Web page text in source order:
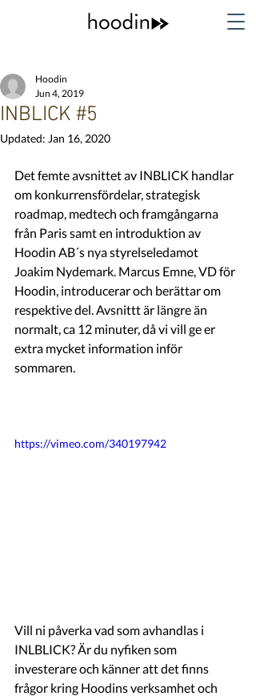
INBLICK #5
Hoodin
Jun 4, 2019
Updated: Jan 16, 2020
Det femte avsnittet av INBLICK handlar
om konkurrensfördelar, strategisk
roadmap, medtech och framgångarna
från Paris samt en introduktion av
Hoodin AB´s nya styrelseledamot
Joakim Nydemark. Marcus Emne, VD för
Hoodin, introducerar och berättar om
respektive del. Avsnittt är längre än
normalt, ca 12 minuter, då vi vill ge er
extra mycket information inför
sommaren.
https://vimeo.com/340197942
Vill ni påverka vad som avhandlas i
INLBLICK? Är du nyfiken som
investerare och känner att det finns
frågor kring Hoodins verksamhet och